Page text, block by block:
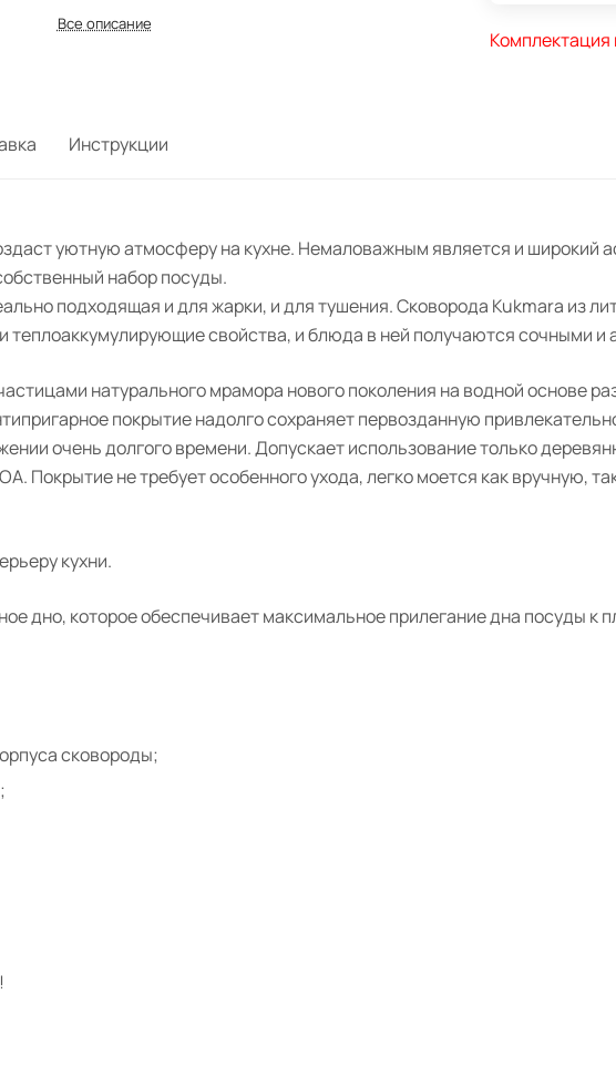
Все описание
Инструкции
уютную атмосферу на кухне. Немаловажным является и широкий
набор посуды.
подходящая и для жарки, и для тушения. Сковорода Kukmara из
свойства, и блюда в ней получаются сочными и
натурального мрамора нового поколения на водной основе
покрытие надолго сохраняет первозданную
очень долгого времени. Допускает использование только
Покрытие не требует особенного ухода, легко моется как вручную,
кухни.
дно, которое обеспечивает максимальное прилегание дна посуды к
сковороды;